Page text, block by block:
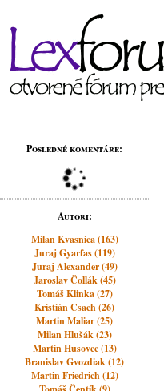
Posledné komentáre:
Autori:
Milan Kvasnica (163)
Juraj Gyarfas (119)
Juraj Alexander (49)
Jaroslav Čollák (45)
Tomáš Klinka (27)
Kristián Csach (26)
Martin Maliar (25)
Milan Hlušák (23)
Martin Husovec (13)
Branislav Gvozdiak (12)
Martin Friedrich (12)